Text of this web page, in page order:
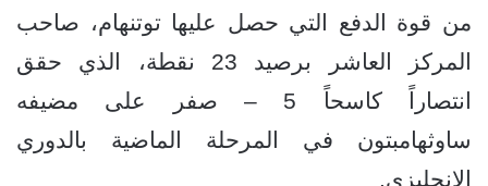
من قوة الدفع التي حصل عليها توتنهام، صاحب
المركز العاشر برصيد 23 نقطة، الذي حقق
انتصاراً كاسحاً 5 – صفر على مضيفه
ساوثهامبتون في المرحلة الماضية بالدوري
الإنجليزي.